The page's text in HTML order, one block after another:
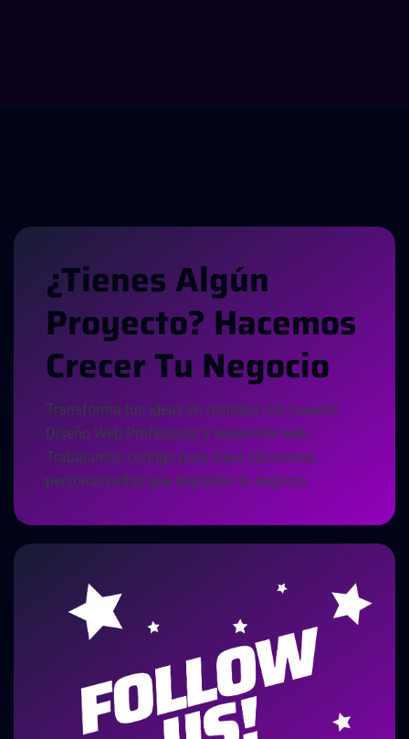
¿TIENESALGÚN
PROYECTO? HACEMOS
CRECERTU NEGOCIO
Transforma tus ideas en realidad con nuestro
Diseño Web Profesional y desarrollo web.
Trabajamos contigo para crear soluciones
personalizadas que impulsen tu negocio.